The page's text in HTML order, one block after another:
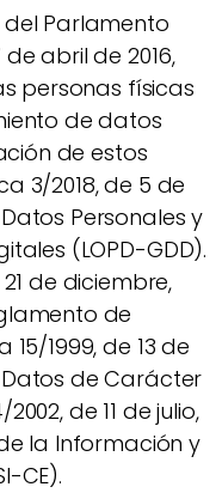
del Parlamento
abril de 2016,
personas físicas
de datos
de estos
3/2018, de 5 de
Personales y
(LOPD-GDD).
de diciembre,
de
1999, de 13 de
de Carácter
de 11 de julio,
la Información y
CE).